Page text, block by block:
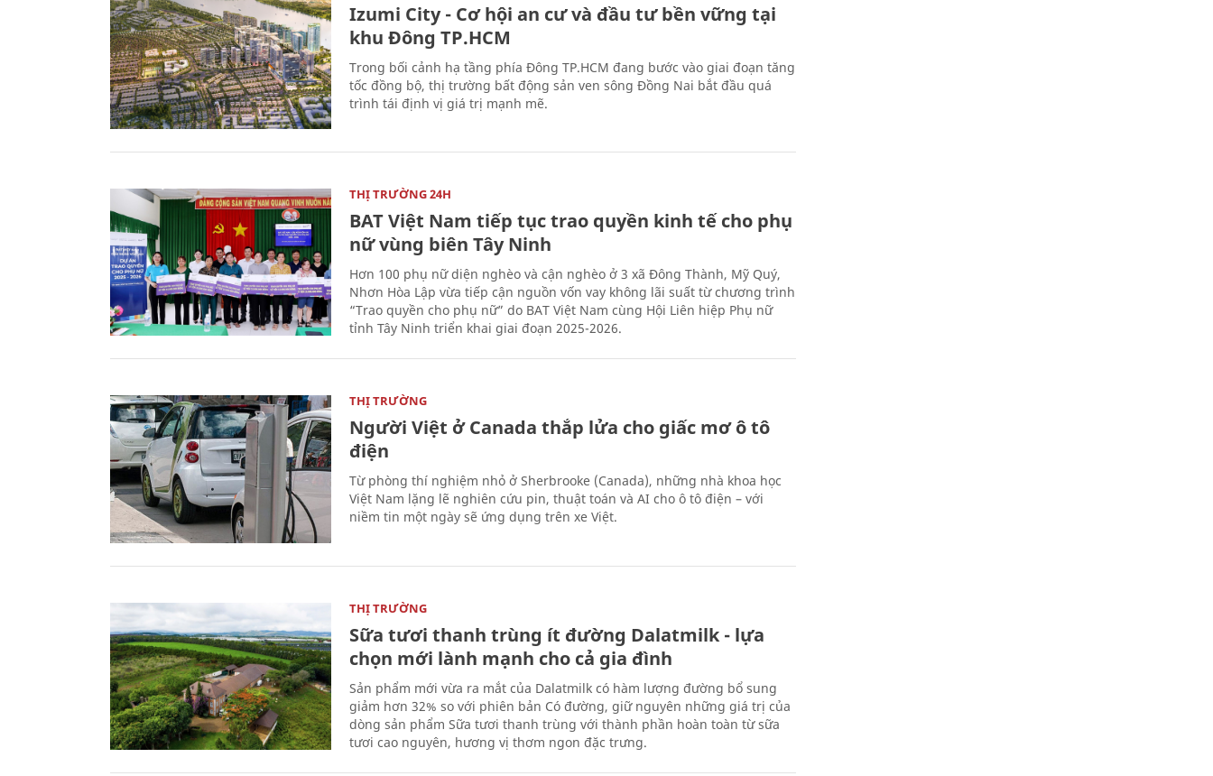
Izumi City - Cơ hội an cư và đầu tư bền vững tại
khu Đông TP.HCM
Trong bối cảnh hạ tầng phía Đông TP.HCM đang bước vào giai đoạn tăng
tốc đồng bộ, thị trường bất động sản ven sông Đồng Nai bắt đầu quá
trình tái định vị giá trị mạnh mẽ.
THỊ TRƯỜNG 24H
BAT Việt Nam tiếp tục trao quyền kinh tế cho phụ
nữ vùng biên Tây Ninh
Hơn 100 phụ nữ diện nghèo và cận nghèo ở 3 xã Đông Thành, Mỹ Quý,
Nhơn Hòa Lập vừa tiếp cận nguồn vốn vay không lãi suất từ chương trình
“Trao quyền cho phụ nữ” do BAT Việt Nam cùng Hội Liên hiệp Phụ nữ
tỉnh Tây Ninh triển khai giai đoạn 2025-2026.
THỊ TRƯỜNG
Người Việt ở Canada thắp lửa cho giấc mơ ô tô
điện
Từ phòng thí nghiệm nhỏ ở Sherbrooke (Canada), những nhà khoa học
Việt Nam lặng lẽ nghiên cứu pin, thuật toán và AI cho ô tô điện – với
niềm tin một ngày sẽ ứng dụng trên xe Việt.
THỊ TRƯỜNG
Sữa tươi thanh trùng ít đường Dalatmilk - lựa
chọn mới lành mạnh cho cả gia đình
Sản phẩm mới vừa ra mắt của Dalatmilk có hàm lượng đường bổ sung
giảm hơn 32% so với phiên bản Có đường, giữ nguyên những giá trị của
dòng sản phẩm Sữa tươi thanh trùng với thành phần hoàn toàn từ sữa
tươi cao nguyên, hương vị thơm ngon đặc trưng.